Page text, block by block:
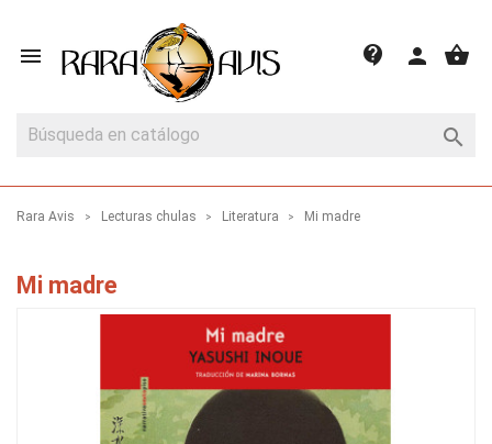
 shopping_basket
person
contact_support

Rara Avis Lecturas chulas Literatura Mi madre
Mi madre